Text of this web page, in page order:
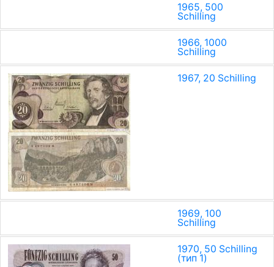
1965, 500
Schilling
1966, 1000
Schilling
1967, 20 Schilling
1969, 100
Schilling
1970, 50 Schilling
(тип 1)